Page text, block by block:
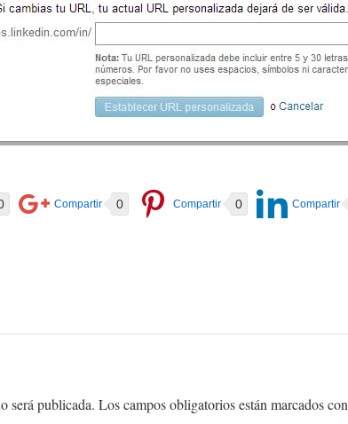
0 0
será publicada. Los campos obligatorios están marcados con